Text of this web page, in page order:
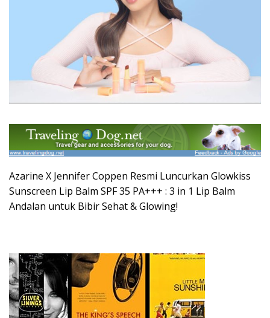
Azarine X Jennifer Coppen Resmi Luncurkan Glowkiss
Sunscreen Lip Balm SPF 35 PA+++ : 3 in 1 Lip Balm
Andalan untuk Bibir Sehat & Glowing!